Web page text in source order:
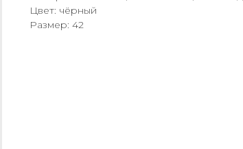
Цвет: чёрный
Размер: 42